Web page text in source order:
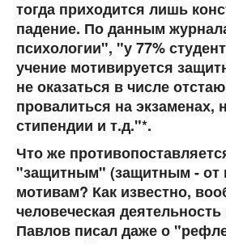
тогда приходится лишь
падение. По данным
психологии", "у 77%
учение мотивируется
не оказаться в числе
провалиться на экзаменах,
стипендии и т.д."*.
Что же
"защитным" (защитным - от
мотивам? Как известно,
человеческая деятельность
Павлов писал даже о